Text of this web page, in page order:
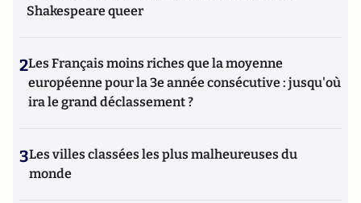
Shakespeare queer
2Les Français moins riches que la moyenne
européenne pour la 3e année consécutive : jusqu'où
ira le grand déclassement ?
3Les villes classées les plus malheureuses du
monde